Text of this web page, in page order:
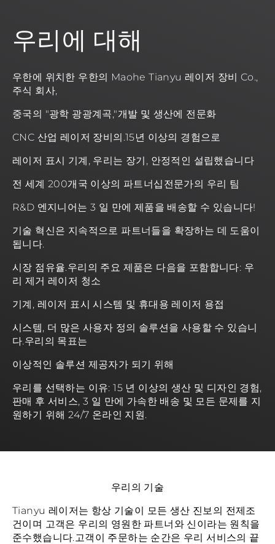
우리에 대해
우한에 위치한 우한의 Maohe Tianyu 레이저 장비 Co.,
주식 회사,
중국의 "광학 광광계곡,"개발 및 생산에 전문화
CNC 산업 레이저 장비의.15년 이상의 경험으로
레이저 표시 기계, 우리는 장기, 안정적인 설립했습니다
전 세계 200개국 이상의 파트너십전문가의 우리 팀
R&D 엔지니어는 3 일 만에 제품을 배송할 수 있습니다!
기술 혁신은 지속적으로 파트너들을 확장하는 데 도움이
됩니다.
시장 점유율.우리의 주요 제품은 다음을 포함합니다: 우
리 제거 레이저 청소
기계, 레이저 표시 시스템 및 휴대용 레이저 용접
시스템, 더 많은 사용자 정의 솔루션을 사용할 수 있습니
다.우리의 목표는
이상적인 솔루션 제공자가 되기 위해
우리를 선택하는 이유: 15 년 이상의 생산 및 디자인 경험,
판매 후 서비스, 3 일 만에 가속한 배송 및 모든 문제를 지
원하기 위해 24/7 온라인 지원.
우리의 기술
Tianyu 레이저는 항상 기술이 모든 생산 진보의 전제조
건이며 고객은 우리의 영원한 파트너와 신이라는 원칙을
준수했습니다.고객이 주문하는 순간은 우리 서비스의 끝